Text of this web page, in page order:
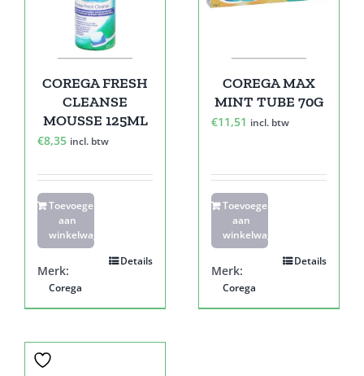
COREGA FRESH
CLEANSE
MOUSSE 125ML
€8,35 incl. btw
Toevoegen
aan
winkelwagen
Details
Merk:
Corega
COREGA MAX
MINT TUBE 70G
€11,51 incl. btw
Toevoegen
aan
winkelwagen
Details
Merk:
Corega